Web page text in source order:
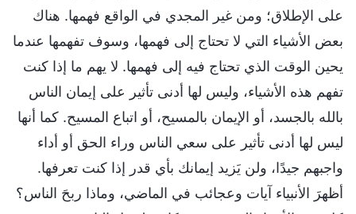
على الإطلاق؛ ومن غير المجدي في الواقع فهمها. هناك
بعض الأشياء التي لا تحتاج إلى فهمها، وسوف تفهمها عندما
يحين الوقت الذي تحتاج فيه إلى فهمها. لا يهم ما إذا كنت
تفهم هذه الأشياء، وليس لها أدنى تأثير على إيمان الناس
بالله بالجسد، أو الإيمان بالمسيح، أو اتباع المسيح. كما أنها
ليس لها أدنى تأثير على سعي الناس وراء الحق أو أداء
واجبهم جيدًا، ولن يَزيد إيمانك بأي قدر إذا كنت تعرفها.
أظهرَ الأنبياء آيات وعجائب في الماضي، وماذا ربحَ الناس؟